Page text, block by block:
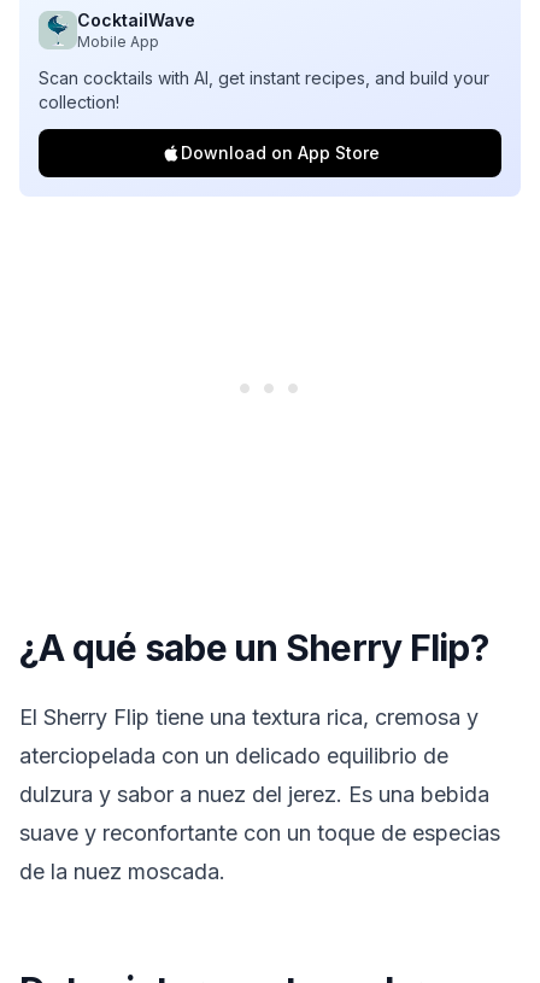
CocktailWave
Mobile App
Scan cocktails with AI, get instant recipes, and build your
collection!
Download on App Store
¿A qué sabe un Sherry Flip?
El Sherry Flip tiene una textura rica, cremosa y
aterciopelada con un delicado equilibrio de
dulzura y sabor a nuez del jerez. Es una bebida
suave y reconfortante con un toque de especias
de la nuez moscada.